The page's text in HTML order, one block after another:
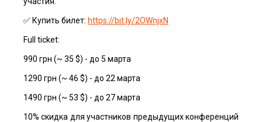
✅ Купить билет: https://bit.ly/2OWnjxN
Full ticket:
990 грн (~ 35 $) - до 5 марта
1290 грн (~ 46 $) - до 22 марта
1490 грн (~ 53 $) - до 27 марта
10% скидка для участников предыдущих конференций